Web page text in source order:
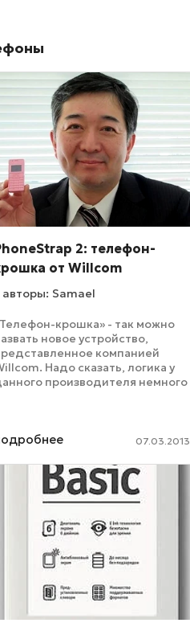
2: телефон-
от Willcom
авторы: Samael
крошка» - так можно
новое устройство,
компанией
Надо сказать, логика у
производителя немного
большими экранами,
07.03.2013